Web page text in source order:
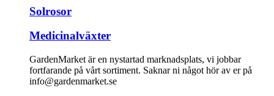
Solrosor
Medicinalväxter
GardenMarket är en nystartad marknadsplats, vi jobbar
fortfarande på vårt sortiment. Saknar ni något hör av er på
info@gardenmarket.se